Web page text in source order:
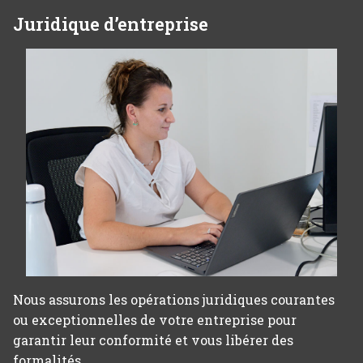
Juridique d’entreprise
Nous assurons les opérations juridiques courantes
ou exceptionnelles de votre entreprise pour
garantir leur conformité et vous libérer des